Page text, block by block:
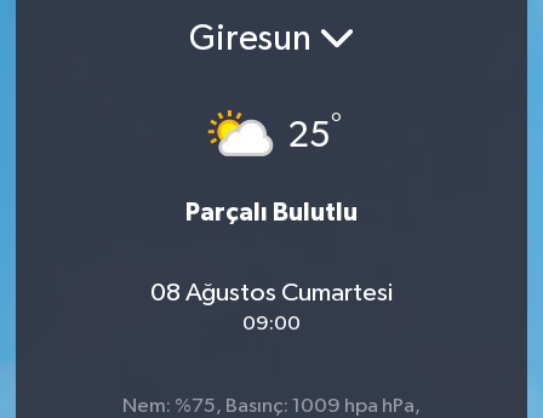
Giresun
25°
Parçalı Bulutlu
08 Ağustos Cumartesi
09:00
Nem: %75, Basınç: 1009 hpa hPa,